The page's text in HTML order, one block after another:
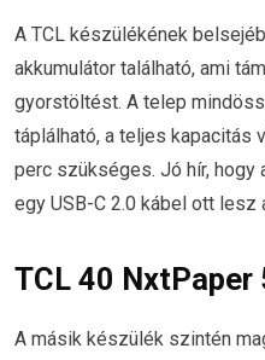
A TCL készülékének
akkumulátor található, ami
gyorstöltést. A telep
táplálható, a teljes kapacitás
perc szükséges. Jó hír,
egy USB-C 2.0 kábel ott lesz
TCL 40 NxtPaper
A másik készülék szintén